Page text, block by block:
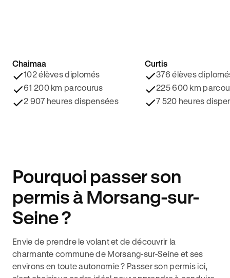
4.8/5 ⭐️
Chaimaa
102 élèves diplomés
61 200 km parcourus
2 907 heures dispensées
4.9/5 ⭐️
Curtis
376 élèves
225 600 km
7 520 heures
Pourquoi passer son
permis à Morsang-sur-
Seine ?
Envie de prendre le volant et de découvrir la
charmante commune de Morsang-sur-Seine et ses
environs en toute autonomie ? Passer son permis ici,